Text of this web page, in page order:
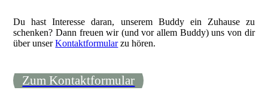
Du hast Interesse daran, unserem Buddy ein Zuhause zu
schenken? Dann freuen wir (und vor allem Buddy) uns von dir
über unserKontaktformularzu hören.
Zum Kontaktformular